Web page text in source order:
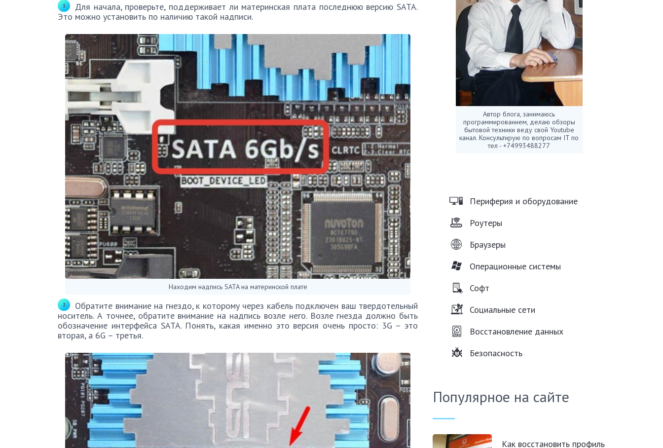
Для начала, проверьте, поддерживает ли материнская плата последнюю версию SATA.
Это можно установить по наличию такой надписи.
Находим надпись SATA на материнской плате
Обратите внимание на гнездо, к которому через кабель подключен ваш твердотельный
носитель. А точнее, обратите внимание на надпись возле него. Возле гнезда должно быть
обозначение интерфейса SATA. Понять, какая именно это версия очень просто: 3G – это
вторая, а 6G – третья.
Автор блога, занимаюсь
программированием, делаю обзоры
бытовой техники веду свой Youtube
канал. Консультирую по вопросам IT по
тел - +74993488277
Периферия и оборудование
Роутеры
Браузеры
Операционные системы
Софт
Социальные сети
Восстановление данных
Безопасность
Популярное на сайте
Как восстановить профиль